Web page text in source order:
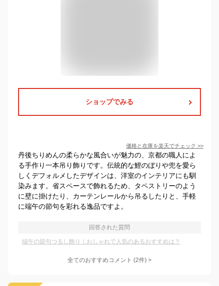
ショップでみる
価格と在庫を楽天でチェック >>
丹後ちりめんの柔らかな風合いが魅力の、京都の職人によ
る手作り一本吊り飾りです。伝統的な鯉のぼりや兜を愛ら
しくデフォルメしたデザインは、洋室のインテリアにも馴
染みます。省スペースで飾れるため、タペストリーのよう
に壁に掛けたり、カーテンレールから吊るしたりと、手軽
に端午の節句を彩れる逸品ですよ。
回答された質問
端午の節句つるし飾り｜おしゃれで人気のあるおすすめは？
全てのおすすめコメント (2件) >